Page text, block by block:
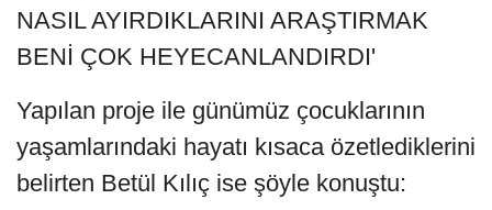
NASIL AYIRDIKLARINI ARAŞTIRMAK
BENİ ÇOK HEYECANLANDIRDI'
Yapılan proje ile günümüz çocuklarının
yaşamlarındaki hayatı kısaca özetlediklerini
belirten Betül Kılıç ise şöyle konuştu: